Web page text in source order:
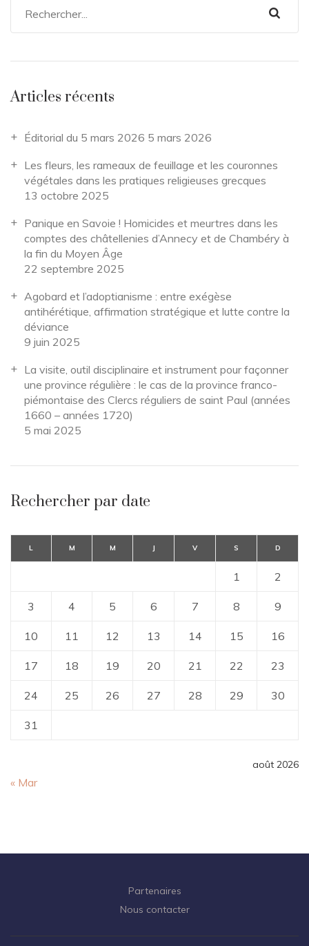
Articles récents
Éditorial du 5 mars 2026 5 mars 2026
Les fleurs, les rameaux de feuillage et les couronnes
végétales dans les pratiques religieuses grecques
13 octobre 2025
Panique en Savoie ! Homicides et meurtres dans les
comptes des châtellenies d’Annecy et de Chambéry à
la fin du Moyen Âge
22 septembre 2025
Agobard et l’adoptianisme : entre exégèse
antihérétique, affirmation stratégique et lutte contre la
déviance
9 juin 2025
La visite, outil disciplinaire et instrument pour façonner
une province régulière : le cas de la province franco-
piémontaise des Clercs réguliers de saint Paul (années
1660 – années 1720)
5 mai 2025
Rechercher par date
août 2026
L M M J V S D
1 2
3 4 5 6 7 8 9
10 11 12 13 14 15 16
17 18 19 20 21 22 23
24 25 26 27 28 29 30
31
« Mar
Partenaires
Nous contacter